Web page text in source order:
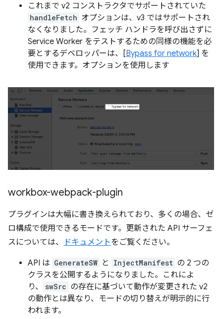
これまで v2 コンストラクタでサポートされていた
handleFetch オプションは、v3 ではサポートされ
なくなりました。フェッチ ハンドラを呼び出さずに
Service Worker をテストするための同様の機能を必
要とするデベロッパーは、[Bypass for network] を
使用できます。オプションを使用します
workbox-webpack-plugin
プラグインは大幅に書き換えられており、多くの場合、ゼ
ロ構成で使用できるモードです。更新された API サーフェ
スについては、
ドキュメントをご覧ください。
API は GenerateSW と InjectManifest の 2 つの
クラスを公開するようになりました。これによ
り、
swSrc の存在に基づいて動作が変更された v2
の動作とは異なり、モードの切り替えが明示的に行
われます。